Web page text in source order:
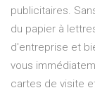
publicitaires.
du papier à
d'entreprise et
vous
cartes de visite